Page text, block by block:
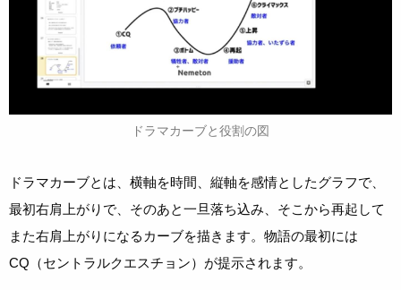
ドラマカーブと役割の図
ドラマカーブとは、横軸を時間、縦軸を感情としたグラフで、
最初右肩上がりで、そのあと一旦落ち込み、そこから再起して
また右肩上がりになるカーブを描きます。物語の最初には
CQ（セントラルクエスチョン）が提示されます。